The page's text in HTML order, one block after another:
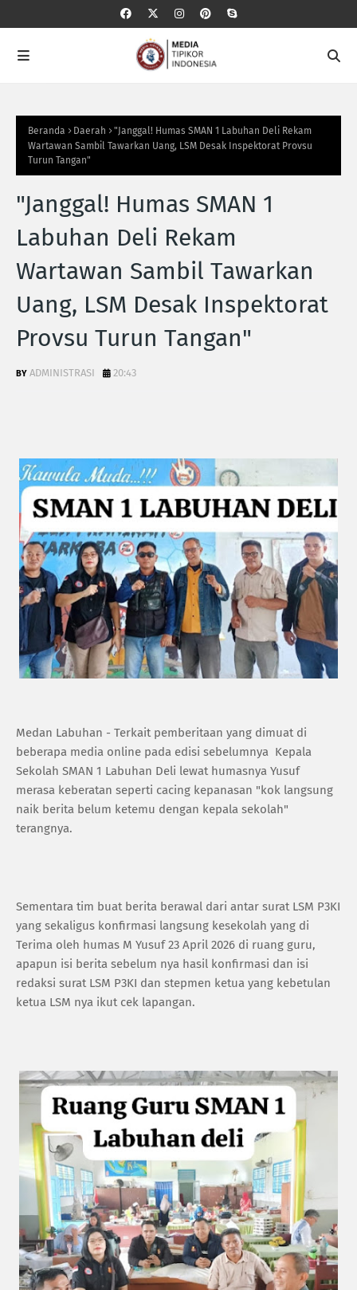
Beranda Daerah
"Janggal! Humas SMAN 1 Labuhan Deli Rekam
Wartawan Sambil Tawarkan Uang, LSM Desak Inspektorat Provsu
Turun Tangan"
"Janggal! Humas SMAN 1
Labuhan Deli Rekam
Wartawan Sambil Tawarkan
Uang, LSM Desak Inspektorat
Provsu Turun Tangan"
ADMINISTRASI 20:43
Medan Labuhan - ‎Terkait pemberitaan yang dimuat di
beberapa media online pada edisi sebelumnya Kepala
Sekolah SMAN 1 Labuhan Deli lewat humasnya Yusuf
merasa keberatan seperti cacing kepanasan "kok langsung
naik berita belum ketemu dengan kepala sekolah"
terangnya.
‎Sementara tim buat berita berawal dari antar surat LSM P3KI
yang sekaligus konfirmasi langsung kesekolah yang di
Terima oleh humas M Yusuf 23 April 2026 di ruang guru,
apapun isi berita sebelum nya hasil konfirmasi dan isi
redaksi surat LSM P3KI dan stepmen ketua yang kebetulan
ketua LSM nya ikut cek lapangan.